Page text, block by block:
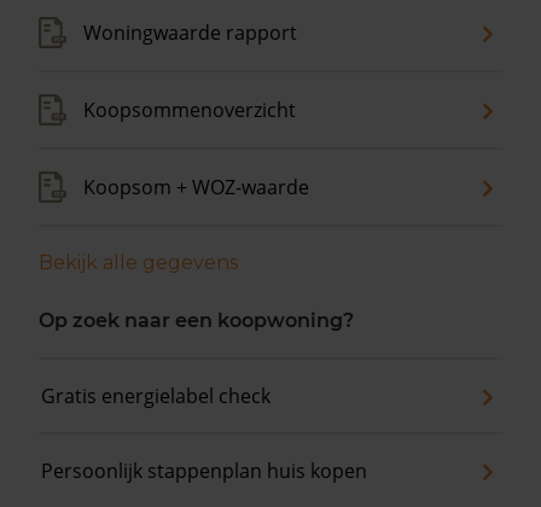
Woningwaarde rapport
Koopsommenoverzicht
Koopsom + WOZ-waarde
Bekijk alle gegevens
Op zoek naar een koopwoning?
Gratis energielabel check
Persoonlijk stappenplan huis kopen